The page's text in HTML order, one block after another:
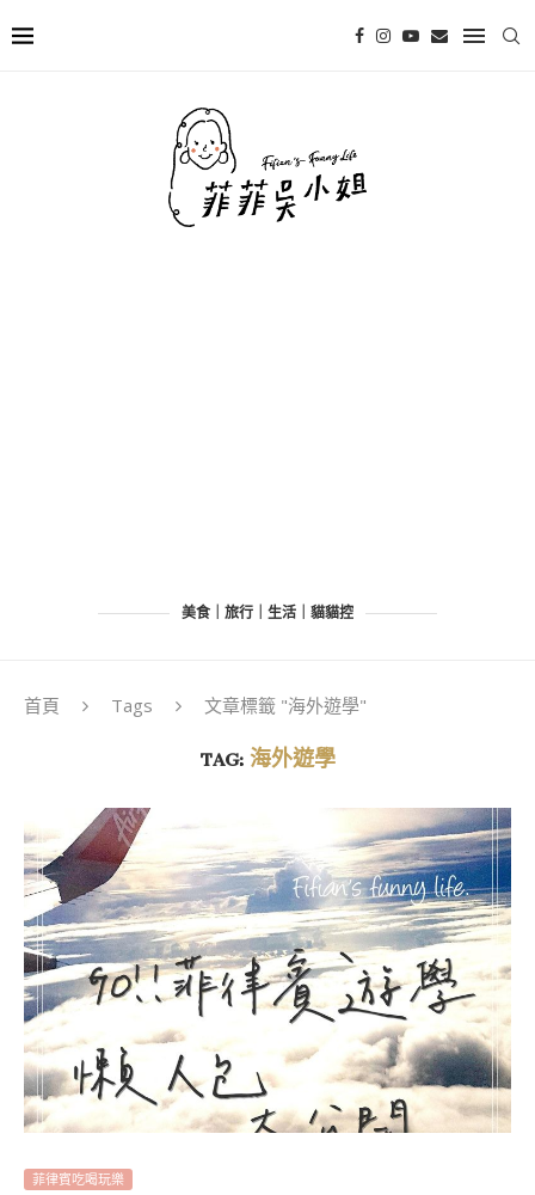
美食｜旅行｜生活｜貓貓控
首頁 Tags 文章標籤 "海外遊學"
TAG:海外遊學
菲律賓吃喝玩樂